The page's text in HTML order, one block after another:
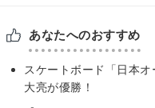
あなたへのおすすめ
スケートボード「日本
大亮が優勝！